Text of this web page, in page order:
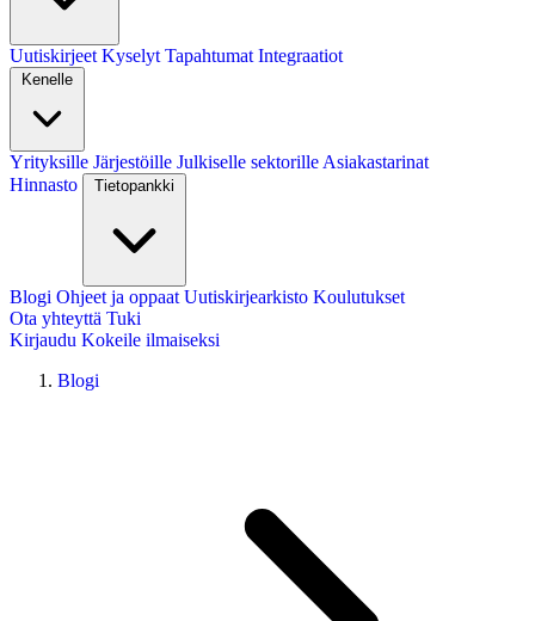
Uutiskirjeet Kyselyt Tapahtumat Integraatiot
Kenelle
Yrityksille Järjestöille Julkiselle sektorille Asiakastarinat
Hinnasto
Tietopankki
Blogi Ohjeet ja oppaat Uutiskirjearkisto Koulutukset
Ota yhteyttä Tuki
Kirjaudu Kokeile ilmaiseksi
Blogi